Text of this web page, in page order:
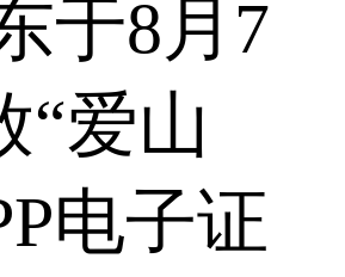
于8月7
“爱山
电子证